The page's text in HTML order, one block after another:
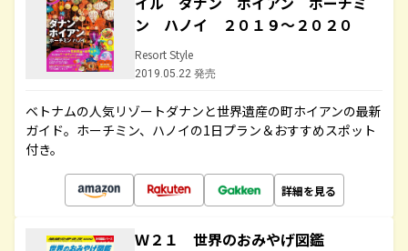
ン ハノイ ２０１９～２０２０
Resort Style
2019.05.22 発売
ベトナムの人気リゾートダナンと世界遺産の町ホイアンの最新
ガイド。ホーチミン、ハノイの1日プラン＆おすすめスポット
付き。
詳細を見る
Ｗ２１ 世界のおみやげ図鑑